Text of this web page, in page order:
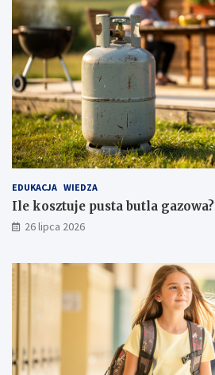
EDUKACJA WIEDZA
Ile kosztuje pusta butla gazowa?
26 lipca 2026